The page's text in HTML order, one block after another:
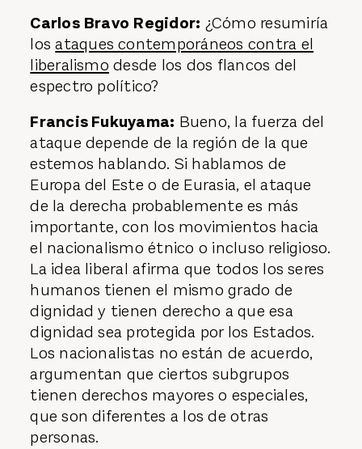
Carlos Bravo Regidor: ¿Cómo resumiría
losataques contemporáneos contra el
liberalismo desde los dos flancos del
espectro político?
Francis Fukuyama: Bueno, la fuerza del
ataque depende de la región de la que
estemos hablando. Si hablamos de
Europa del Este o de Eurasia, el ataque
de la derecha probablemente es más
importante, con los movimientos hacia
el nacionalismo étnico o incluso religioso.
La idea liberal afirma que todos los seres
humanos tienen el mismo grado de
dignidad y tienen derecho a que esa
dignidad sea protegida por los Estados.
Los nacionalistas no están de acuerdo,
argumentan que ciertos subgrupos
tienen derechos mayores o especiales,
que son diferentes a los de otras
personas.